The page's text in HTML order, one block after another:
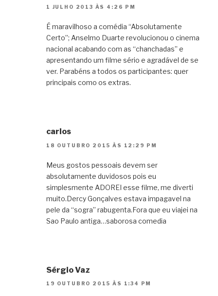
1 JULHO 2013 ÀS 4:26 PM
É maravilhoso a comédia “Absolutamente
Certo”; Anselmo Duarte revolucionou o cinema
nacional acabando com as “chanchadas” e
apresentando um filme sério e agradável de se
ver. Parabéns a todos os participantes: quer
principais como os extras.
carlos
18 OUTUBRO 2015 ÀS 12:29 PM
Meus gostos pessoais devem ser
absolutamente duvidosos pois eu
simplesmente ADOREI esse filme, me diverti
muito.Dercy Gonçalves estava impagavel na
pele da “sogra” rabugenta.Fora que eu viajei na
Sao Paulo antiga…saborosa comedia
Sérgio Vaz
19 OUTUBRO 2015 ÀS 1:34 PM